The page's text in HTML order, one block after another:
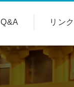
Q&A リンク